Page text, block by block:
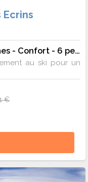
Ecrins
Appartement 2 Pièces 6 Personnes - Confort - 6 pers. - 32m2 - TV
au ski pour un
€